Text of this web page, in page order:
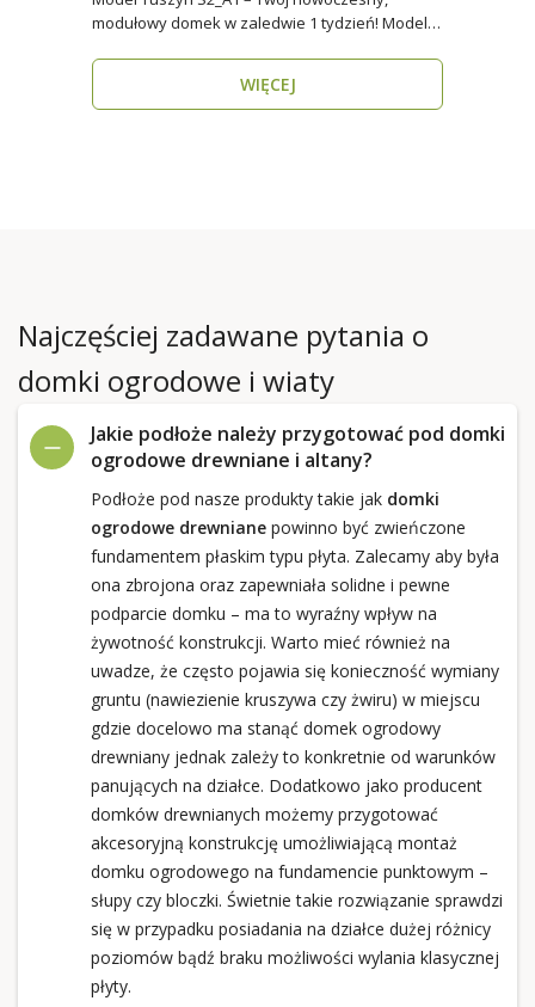
modułowy domek w zaledwie 1 tydzień! Model
WIĘCEJ
Najczęściej zadawane pytania o
domki ogrodowe i wiaty
Jakie podłoże należy przygotować pod domki
ogrodowe drewniane i altany?
Podłoże pod nasze produkty takie jak domki
ogrodowe drewnianepowinno być zwieńczone
fundamentem płaskim typu płyta. Zalecamy aby była
ona zbrojona oraz zapewniała solidne i pewne
podparcie domku – ma to wyraźny wpływ na
żywotność konstrukcji. Warto mieć również na
uwadze, że często pojawia się konieczność wymiany
gruntu (nawiezienie kruszywa czy żwiru) w miejscu
gdzie docelowo ma stanąć domek ogrodowy
drewniany jednak zależy to konkretnie od warunków
panujących na działce. Dodatkowo jako producent
domków drewnianych możemy przygotować
akcesoryjną konstrukcję umożliwiającą montaż
domku ogrodowego na fundamencie punktowym –
słupy czy bloczki. Świetnie takie rozwiązanie sprawdzi
się w przypadku posiadania na działce dużej różnicy
poziomów bądź braku możliwości wylania klasycznej
płyty.